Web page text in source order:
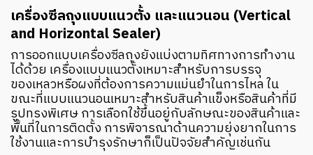
เครื่องซีลถุงแบบแนวตั้ง และแนวนอน (Vertical
and Horizontal Sealer)
การออกแบบเครื่องซีลถุงยังแบ่งตามทิศทางการทำงาน
ได้ด้วย เครื่องแบบแนวตั้งเหมาะสำหรับการบรรจุ
ของเหลวหรือผงที่ต้องการความแม่นยำในการไหล ใน
ขณะที่แบบแนวนอนเหมาะสำหรับสินค้าแข็งหรือสินค้าที่มี
รูปทรงพิเศษ การเลือกใช้ขึ้นอยู่กับลักษณะของสินค้าและ
พื้นที่ในการติดตั้ง การพิจารณาด้านความยุ่งยากในการ
ใช้งานและการบำรุงรักษาก็เป็นปัจจัยสำคัญเช่นกัน